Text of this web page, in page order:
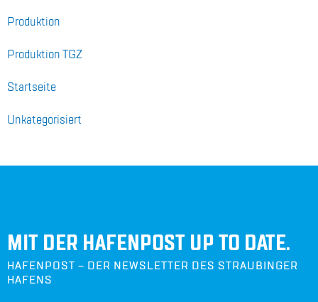
Pro­duk­ti­on
Pro­duk­ti­on TGZ
Start­sei­te
Unka­te­go­ri­siert
MIT DER HAFENPOST UP TO DATE.
HAFENPOST – DER NEWSLETTER DES STRAUBINGER
HAFENS